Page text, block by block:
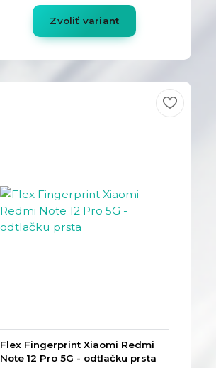
Zvoliť variant
Flex Fingerprint Xiaomi Redmi
Note 12 Pro 5G - odtlačku prsta